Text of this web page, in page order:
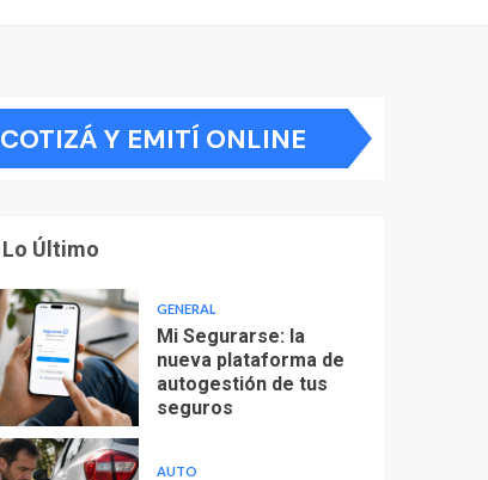
COTIZÁ Y EMITÍ ONLINE
Lo Último
GENERAL
Mi Segurarse: la
nueva plataforma de
autogestión de tus
seguros
AUTO